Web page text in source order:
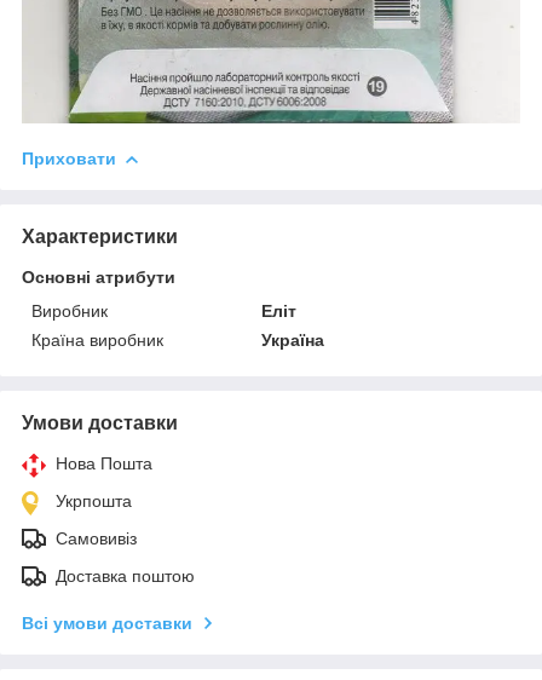
Приховати
Характеристики
Основні атрибути
Виробник
Еліт
Країна виробник
Україна
Умови доставки
Нова Пошта
Укрпошта
Самовивіз
Доставка поштою
Всі умови доставки